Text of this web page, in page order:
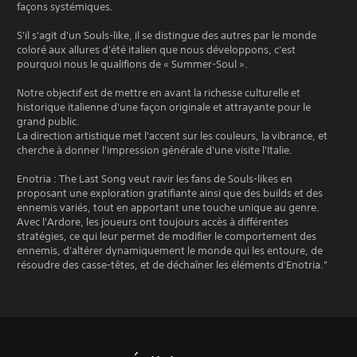
façons systémiques.
S'il s'agit d'un Souls-like, il se distingue des autres par le monde
coloré aux allures d'été italien que nous développons, c'est
pourquoi nous le qualifions de « Summer-Soul ».
Notre objectif est de mettre en avant la richesse culturelle et
historique italienne d'une façon originale et attrayante pour le
grand public.
La direction artistique met l'accent sur les couleurs, la vibrance, et
cherche à donner l'impression générale d'une visite l'Italie.
Enotria : The Last Song veut ravir les fans de Souls-likes en
proposant une exploration gratifiante ainsi que des builds et des
ennemis variés, tout en apportant une touche unique au genre.
Avec l'Ardore, les joueurs ont toujours accès à différentes
stratégies, ce qui leur permet de modifier le comportement des
ennemis, d'altérer dynamiquement le monde qui les entoure, de
résoudre des casse-têtes, et de déchaîner les éléments d'Enotria."